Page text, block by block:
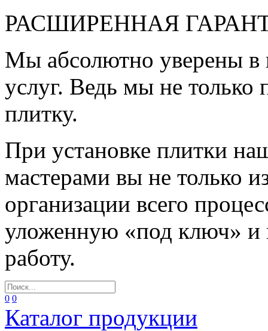
РАСШИРЕННАЯ
Мы абсолютно уверены в
услуг. Ведь мы не
плитку.
При установке плитки
мастерами вы не только
организации всего
уложенную «под ключ» и
работу.
0 0
Каталог продукции